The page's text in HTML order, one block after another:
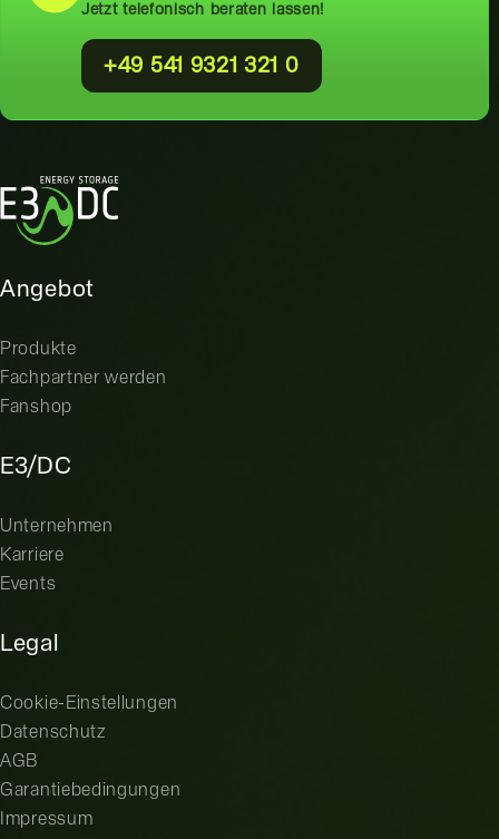
Jetzt telefonisch beraten lassen!
+49 541 9321 321 0
Angebot
Produkte
Fachpartner werden
Fanshop
E3/DC
Unternehmen
Karriere
Events
Legal
Cookie-Einstellungen
Datenschutz
AGB
Garantiebedingungen
Impressum